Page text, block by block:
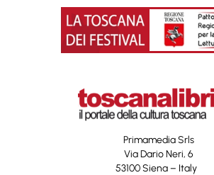
Primamedia Srls
Via Dario Neri, 6
53100 Siena – Italy